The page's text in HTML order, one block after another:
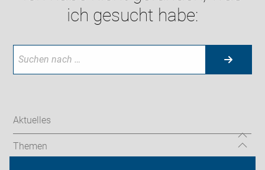
ich gesucht habe:
Aktuelles
Themen